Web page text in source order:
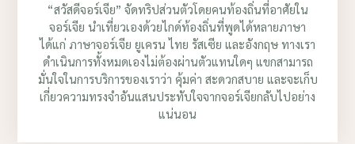
“สวัสดีจอร์เจีย” จัดทริปส่วนตัวโดยคนท้องถิ่นที่อาศัยใน
จอร์เจีย นำเที่ยวเองด้วยไกด์ท้องถิ่นที่พูดได้หลายภาษา
ได้แก่ ภาษาจอร์เจีย ยูเครน ไทย รัสเซีย และอังกฤษ ทางเรา
ดำเนินการทั้งหมดเองไม่ต้องผ่านตัวแทนใดๆ แขกสามารถ
มั่นใจในการบริการของเราว่า คุ้มค่า สะดวกสบาย และจะเก็บ
เกี่ยวความทรงจำอันแสนประทับใจจากจอร์เจียกลับไปอย่าง
แน่นอน